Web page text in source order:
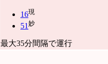
16現
51 妙
最大35分間隔で運行